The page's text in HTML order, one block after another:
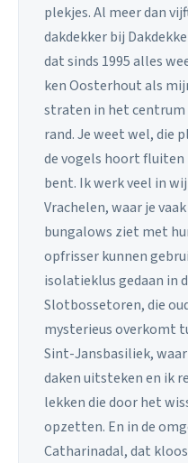
plekjes. Al meer dan
dakdekker bij
dat sinds 1995 alles
ken Oosterhout als
straten in het centrum
rand. Je weet wel, die
de vogels hoort
bent. Ik werk veel in
Vrachelen, waar je
bungalows ziet met
opfrisser kunnen
isolatieklus gedaan in
Slotbossetoren, die
mysterieus overkomt
Sint-Jansbasiliek,
daken uitsteken en ik
lekken die door het
opzetten. En in de
Catharinadal, dat